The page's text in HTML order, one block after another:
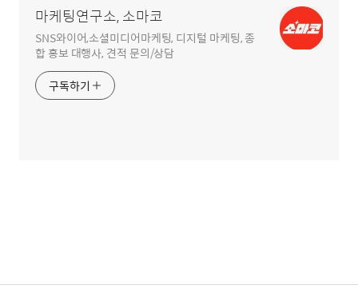
마케팅연구소, 소마코
SNS와이어,소셜미디어마케팅, 디지털 마케팅, 종
합 홍보 대행사, 견적 문의/상담
구독하기